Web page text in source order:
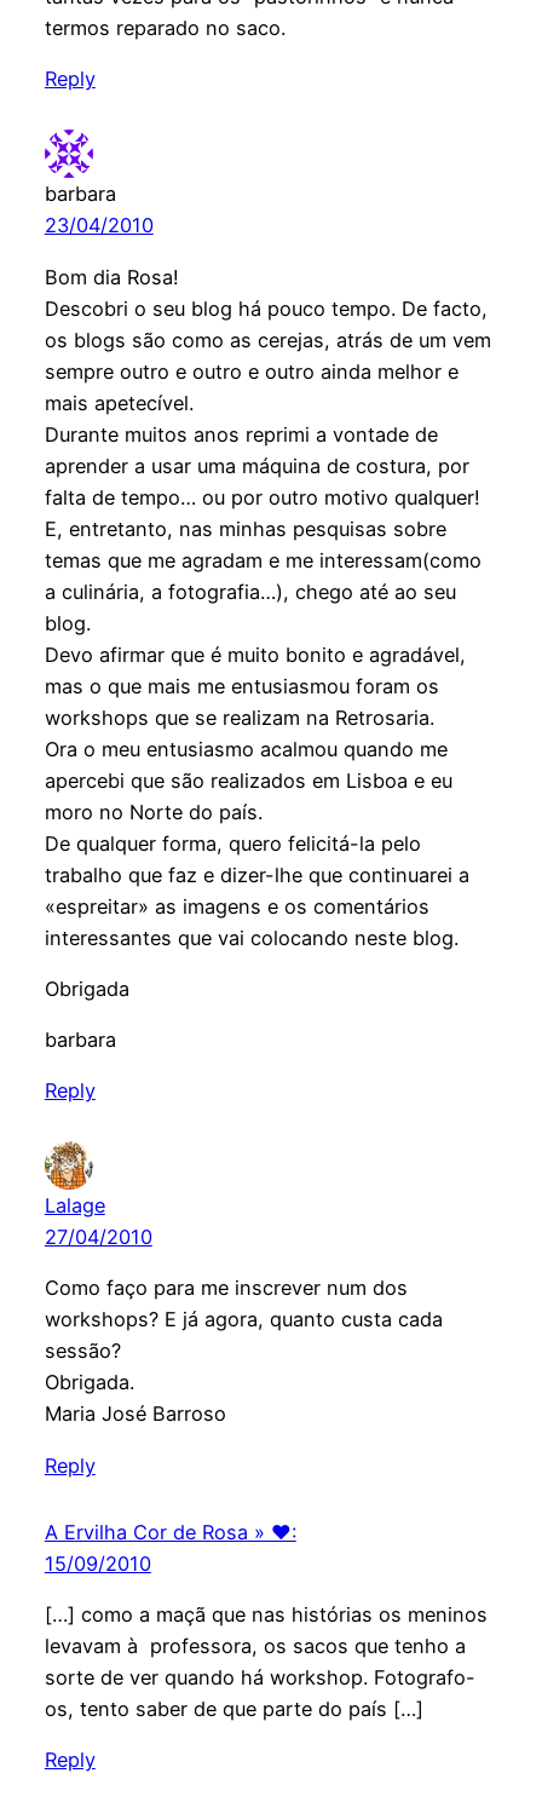
termos reparado no saco.
Reply
barbara
23/04/2010
Bom dia Rosa!
Descobri o seu blog há pouco tempo. De facto,
os blogs são como as cerejas, atrás de um vem
sempre outro e outro e outro ainda melhor e
mais apetecível.
Durante muitos anos reprimi a vontade de
aprender a usar uma máquina de costura, por
falta de tempo… ou por outro motivo qualquer!
E, entretanto, nas minhas pesquisas sobre
temas que me agradam e me interessam(como
a culinária, a fotografia…), chego até ao seu
blog.
Devo afirmar que é muito bonito e agradável,
mas o que mais me entusiasmou foram os
workshops que se realizam na Retrosaria.
Ora o meu entusiasmo acalmou quando me
apercebi que são realizados em Lisboa e eu
moro no Norte do país.
De qualquer forma, quero felicitá-la pelo
trabalho que faz e dizer-lhe que continuarei a
«espreitar» as imagens e os comentários
interessantes que vai colocando neste blog.
Obrigada
barbara
Reply
Lalage
27/04/2010
Como faço para me inscrever num dos
workshops? E já agora, quanto custa cada
sessão?
Obrigada.
Maria José Barroso
Reply
A Ervilha Cor de Rosa » ♥:
15/09/2010
[…] como a maçã que nas histórias os meninos
levavam à professora, os sacos que tenho a
sorte de ver quando há workshop. Fotografo-
os, tento saber de que parte do país […]
Reply